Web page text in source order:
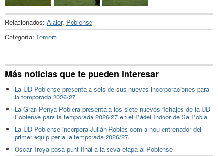
Relacionados: Alaior, Poblense
Categoría: Tercera
Más noticias que te pueden interesar
La UD Poblense presenta a seis de sus nuevas incorporaciones para
la temporada 2026/27
La Gran Penya Poblera presenta a los siete nuevos fichajes de la UD
Poblense para la temporada 2026/27 en el Pàdel Indoor de Sa Pobla
La UD Poblense incorpora Julián Robles com a nou entrenador del
primer equip per a la temporada 2026/27.
Oscar Troya posa punt final a la seva etapa al Poblense